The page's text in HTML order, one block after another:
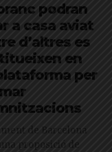
podran
a casa aviat
d’altres es
en
per
de Barcelona
proposició de